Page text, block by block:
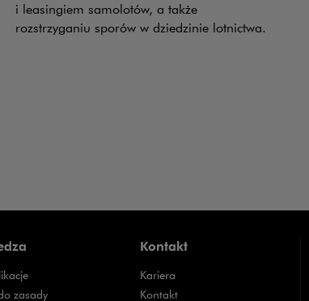
i leasingiem samolotów, a także
rozstrzyganiu sporów w dziedzinie lotnictwa.
zasadyUwaga, link zostanie otwarty w nowym oknie
Kontakt
Kariera
Kontakt